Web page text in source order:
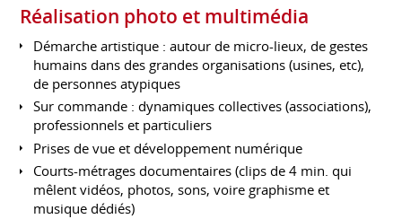
Réalisation photo et multimédia
Démarche artistique : autour de micro-lieux, de gestes
humains dans des grandes organisations (usines, etc),
de personnes atypiques
Sur commande : dynamiques collectives (associations),
professionnels et particuliers
Prises de vue et développement numérique
Courts-métrages documentaires (clips de 4 min. qui
mêlent vidéos, photos, sons, voire graphisme et
musique dédiés)